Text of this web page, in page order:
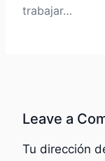
trabajar…
Leave a
Tu dirección